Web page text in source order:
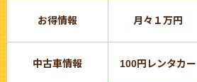
お得情報 月々１万円
中古車情報 100円レンタカー